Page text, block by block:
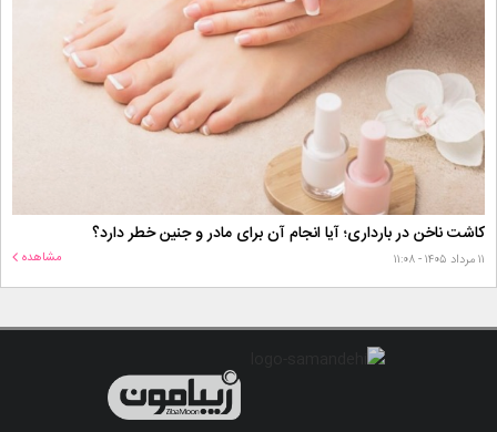
کاشت ناخن در بارداری؛ آیا انجام آن برای مادر و جنین خطر دارد؟
۱۱ مرداد ۱۴۰۵ - ۱۱:۰۸ مشاهده